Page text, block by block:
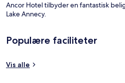
Ancor Hotel tilbyder en fantastisk
Lake Annecy.
Populære faciliteter
Vis alle